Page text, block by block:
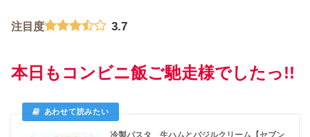
注目度 3.7
本日もコンビニ飯ご馳走様でしたっ!!
冷製パスタ 生ハムとバジルクリーム【セブン